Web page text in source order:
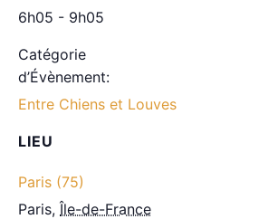
6h05 - 9h05
Catégorie
d’Évènement:
Entre Chiens et Louves
LIEU
Paris (75)
Paris, Île-de-France